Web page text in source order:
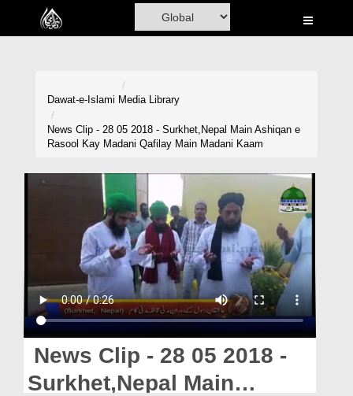
Home
Blog
Magazine
Departments
Our Websites
Dawat-e-Islami Media Library
News Clip - 28 05 2018 - Surkhet,Nepal Main Ashiqan e
Rasool Kay Madani Qafilay Main Madani Kaam
News Clip - 28 05 2018 -
Surkhet,Nepal Main